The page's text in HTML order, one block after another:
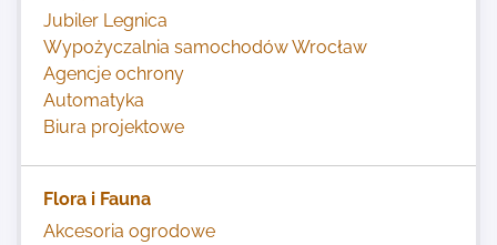
Jubiler Legnica
Wypożyczalnia samochodów Wrocław
Agencje ochrony
Automatyka
Biura projektowe
Flora i Fauna
Akcesoria ogrodowe